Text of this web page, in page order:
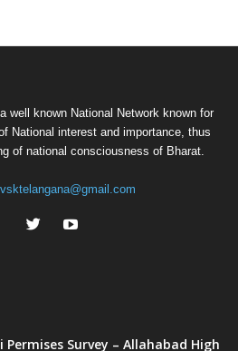
well known National Network known for
National interest and importance, thus
of national consciousness of Bharat.
vsktelangana@gmail.com
Permises Survey – Allahabad High